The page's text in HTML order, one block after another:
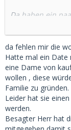
Da haben ein
154.000€ an
sich dann
Warum machen
Mir fällt beim
in irgendeiner
da fehlen mir die
Hatte mal ein Date
eine Dame von
wollen , diese
Familie zu gründen.
Leider hat sie
werden.
Besagter Herr hat